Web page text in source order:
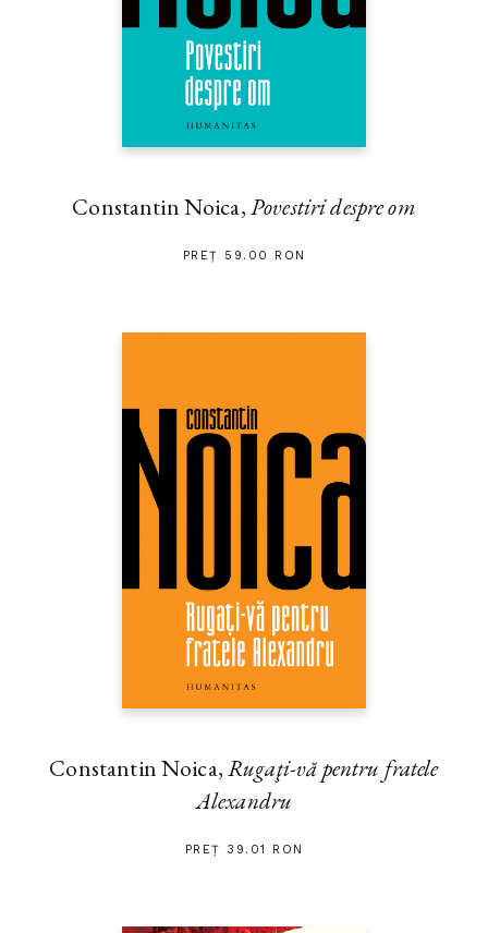
Constantin Noica,Povestiri despre om
PREȚ 59.00 RON
Constantin Noica,Rugaţi-vă pentru fratele
Alexandru
PREȚ 39.01 RON